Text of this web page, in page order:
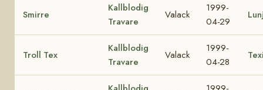
Smirre
Kallblodig
Travare
Valack
1999-
04-29
Troll Tex
Kallblodig
Travare
Valack
1999-
04-28